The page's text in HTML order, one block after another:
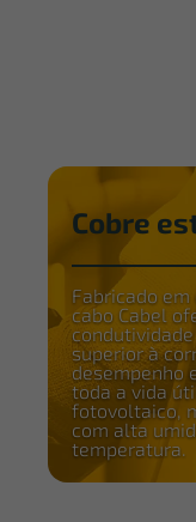
Cobre
Fabricado
cabo Cabel
superior à
desempenho
toda a vida
fotovoltaico,
com alta
temperatura.